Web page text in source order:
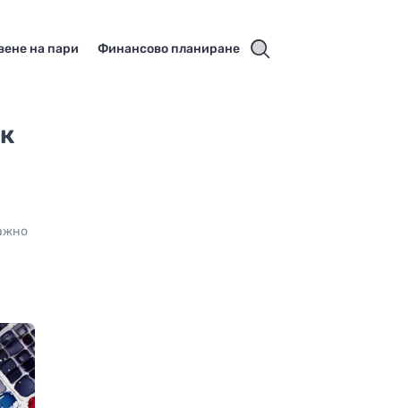
на пари Финансово планиране